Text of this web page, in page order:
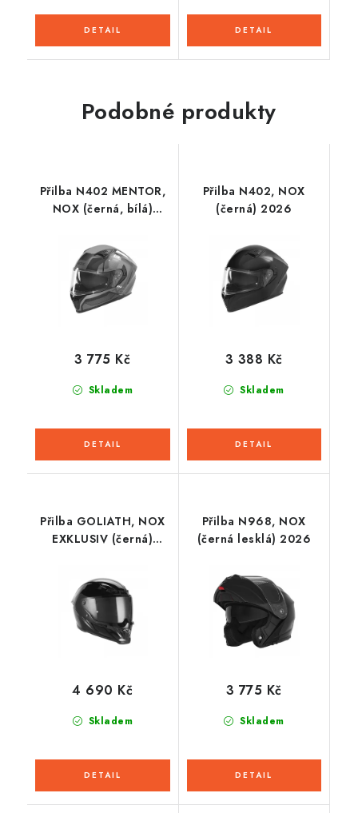
Podobné produkty
Přilba N402 MENTOR,
NOX (černá, bílá)
Skladem
3 775 Kč
Přilba N402, NOX
(černá) 2026
Skladem
3 388 Kč
Přilba GOLIATH, NOX
EXKLUSIV (černá)
Skladem
4 690 Kč
Přilba N968, NOX
(černá lesklá) 2026
Skladem
3 775 Kč